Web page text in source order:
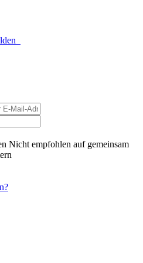
Nicht empfohlen auf gemeinsam